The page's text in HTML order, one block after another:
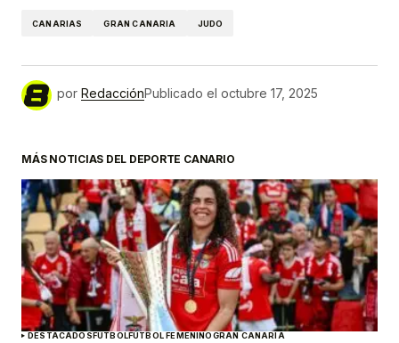
CANARIAS GRAN CANARIA JUDO
por RedacciónPublicado el octubre 17, 2025
MÁS NOTICIAS DEL DEPORTE CANARIO
DESTACADOSFÚTBOLFÚTBOL FEMENINOGRAN CANARIA